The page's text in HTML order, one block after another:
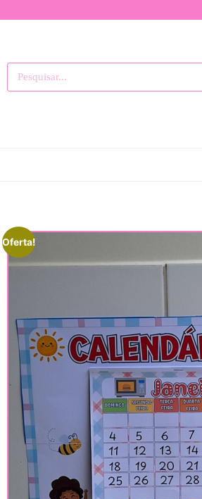
Oferta!